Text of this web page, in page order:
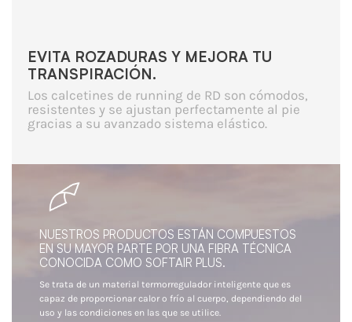
EVITA ROZADURAS Y MEJORA TU
TRANSPIRACIÓN.
Los calcetines de running de RD son cómodos,
resistentes y se ajustan perfectamente al pie
gracias a su avanzado sistema elástico.
NUESTROS PRODUCTOS ESTÁN COMPUESTOS
EN SU MAYOR PARTE POR UNA FIBRA TÉCNICA
CONOCIDA COMO SOFTAIR PLUS.
Se trata de un material termorregulador inteligente que es
capaz de proporcionar calor o frío al cuerpo, dependiendo del
uso y las condiciones en las que se utilice.